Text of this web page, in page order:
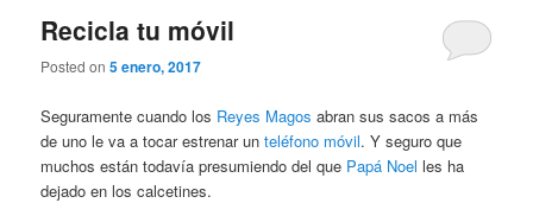
Recicla tu móvil
Posted on5 enero, 2017
Seguramente cuando los Reyes Magos abran sus sacos a más
de uno le va a tocar estrenar unteléfono móvil. Y seguro que
muchos están todavía presumiendo del que Papá Noel les ha
dejado en los calcetines.